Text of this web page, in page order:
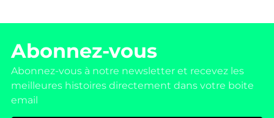
Abonnez-vous
Abonnez-vous à notre newsletter et recevez les
meilleures histoires directement dans votre boite
email